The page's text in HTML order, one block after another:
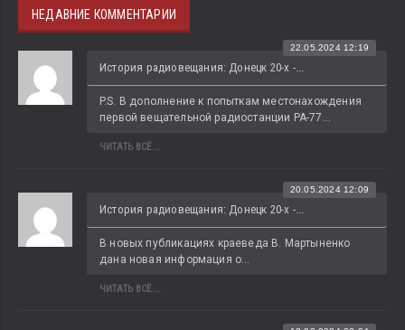
НЕДАВНИЕ КОММЕНТАРИИ
История радиовещания: Донецк 20-х -...
22.05.2024 12:19
P.S. В дополнение к попыткам местонахождения
первой вещательной радиостанции РА-77...
ЧИТАТЬ ВСЁ...
История радиовещания: Донецк 20-х -...
20.05.2024 12:09
В новых публикациях краеведа В. Мартыненко
дана новая информация о...
ЧИТАТЬ ВСЁ...